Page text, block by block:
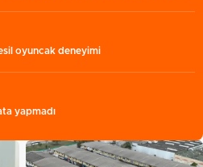
oyuncak deneyimi
yapmadı